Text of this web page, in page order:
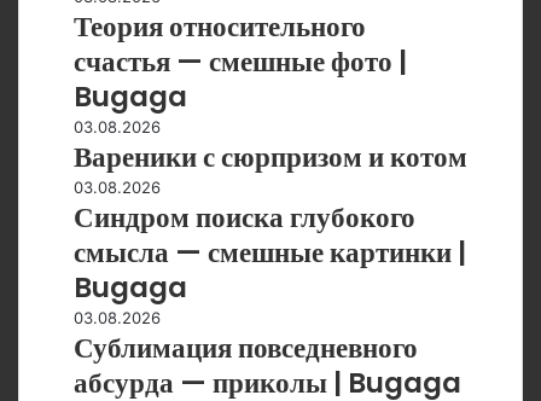
Bugaga
—
приколы
Bugaga
относительного
счастья
—
смешные
фото
|
Bugaga
Теория относительного
счастья — смешные фото |
Bugaga
Вареники
с
сюрпризом
котом
03.08.2026
Вареники с сюрпризом и котом
Синдром
поиска
глубокого
смысла
—
смешные
картинки
Bugaga
03.08.2026
Синдром поиска глубокого
смысла — смешные картинки |
Bugaga
Сублимация
повседневного
абсурда
—
03.08.2026
Сублимация повседневного
абсурда — приколы | Bugaga